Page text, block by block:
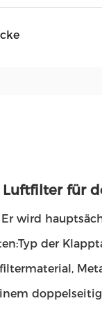
für
wird
der